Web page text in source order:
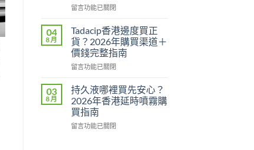
食？
多？
正
確
食
一
次
講
清
楚〉
真
有
用
還
是
心
作
用？
2026
香
港
在
而
鋼
副
作
用
整
分
析
2026：
常
留言功能已關閉
04
8 月
Tadacip香港邊度買正
貨？2026年購買渠道＋
價錢完整指南
在
香
港
邊
度
買
留言功能已關閉
03
8 月
持久液哪裡買先安心？
2026年香港延時噴霧購
買指南
在
留言功能已關閉